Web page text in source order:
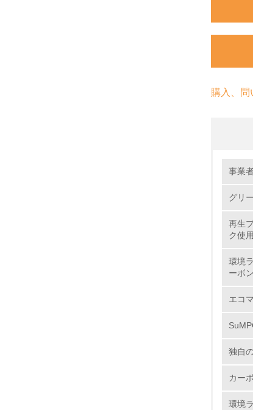
購入、問
事業
グリ
再生
ク使
環境
ーボ
エコ
独自
カー
環境